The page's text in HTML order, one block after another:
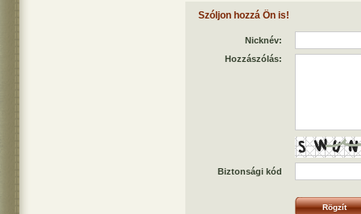
Szóljon hozzá Ön is!
Nicknév:
Hozzászólás:
Biztonsági kód